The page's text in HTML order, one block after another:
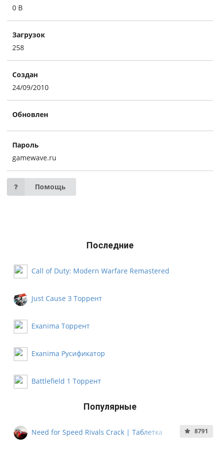
0 B
Загрузок
258
Создан
24/09/2010
Обновлен
Пароль
gamewave.ru
Помощь
Последние
Call of Duty: Modern Warfare Remastered
Just Cause 3 Торрент
Exanima Торрент
Exanima Русификатор
Battlefield 1 Торрент
Популярные
Need for Speed Rivals Crack | Таблетка 8791